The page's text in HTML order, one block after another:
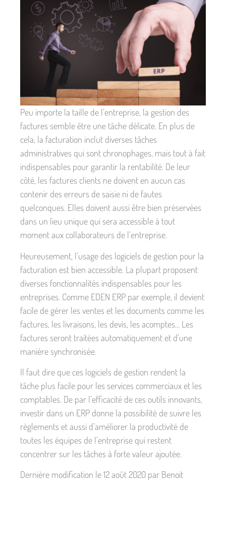
Peu importe la taille de l’entreprise, la gestion des
factures semble être une tâche délicate. En plus de
cela, la facturation inclut diverses tâches
administratives qui sont chronophages, mais tout à fait
indispensables pour garantir la rentabilité. De leur
côté, les factures clients ne doivent en aucun cas
contenir des erreurs de saisie ni de fautes
quelconques. Elles doivent aussi être bien préservées
dans un lieu unique qui sera accessible à tout
moment aux collaborateurs de l’entreprise.
Heureusement, l’usage des logiciels de gestion pour la
facturation est bien accessible. La plupart proposent
diverses fonctionnalités indispensables pour les
entreprises. Comme EDEN ERP par exemple, il devient
facile de gérer les ventes et les documents comme les
factures, les livraisons, les devis, les acomptes… Les
factures seront traitées automatiquement et d’une
manière synchronisée.
Il faut dire que ces logiciels de gestion rendent la
tâche plus facile pour les services commerciaux et les
comptables. De par l’efficacité de ces outils innovants,
investir dans un ERP donne la possibilité de suivre les
règlements et aussi d’améliorer la productivité de
toutes les équipes de l’entreprise qui restent
concentrer sur les tâches à forte valeur ajoutée.
Dernière modification le 12 août 2020 par Benoit